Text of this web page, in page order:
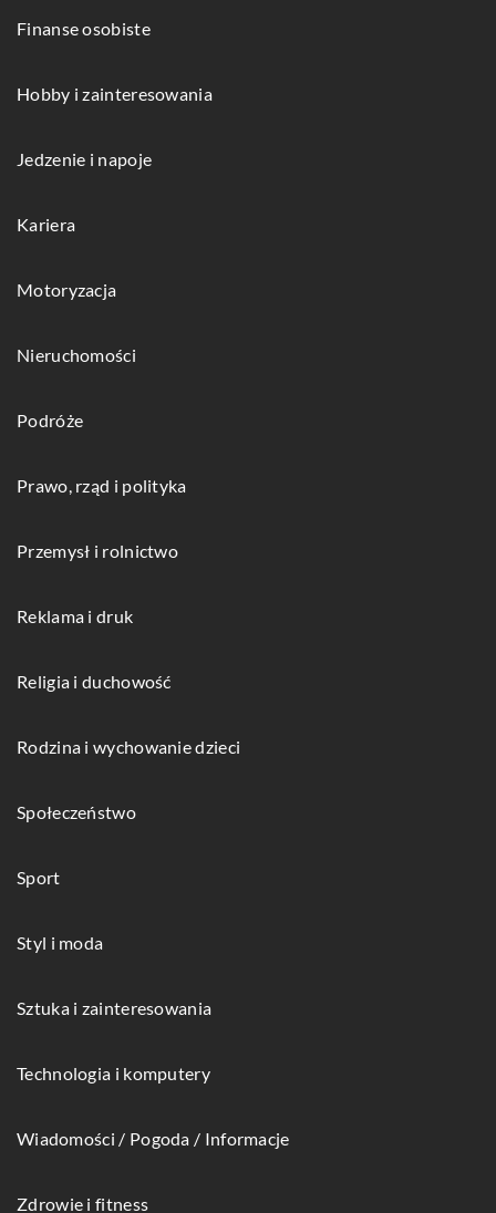
Finanse osobiste
Hobby i zainteresowania
Jedzenie i napoje
Kariera
Motoryzacja
Nieruchomości
Podróże
Prawo, rząd i polityka
Przemysł i rolnictwo
Reklama i druk
Religia i duchowość
Rodzina i wychowanie dzieci
Społeczeństwo
Sport
Styl i moda
Sztuka i zainteresowania
Technologia i komputery
Wiadomości / Pogoda / Informacje
Zdrowie i fitness